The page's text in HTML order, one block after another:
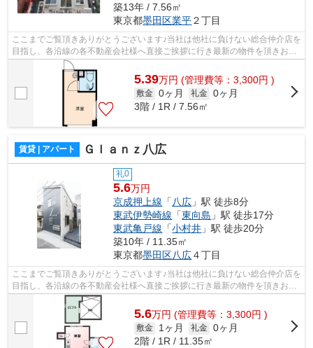
築13年 / 7.56㎡
東京都墨田区業平２丁目
ここまでご覧頂きありがとうございます♪当社は他社に負けない総合仲介店を
目指し、各沿線の各不動産会社様へ直接ご挨拶に行き最新の物件を頂きお客
様へ提供しております！最新の情報は...
5.39万円 (管理費等：3,300円 )
敷金 0ヶ月 礼金 0ヶ月
3階 / 1R / 7.56㎡
賃貸 | アパート Ｇｌａｎｚ八広
礼0
5.6万円
京成押上線 「八広 」駅 徒歩8分
東武伊勢崎線 「東向島 」駅 徒歩17分
東武亀戸線 「小村井 」駅 徒歩20分
築10年 / 11.35㎡
東京都墨田区八広４丁目
ここまでご覧頂きありがとうございます♪当社は他社に負けない総合仲介店を
目指し、各沿線の各不動産会社様へ直接ご挨拶に行き最新の物件を頂きお客
様へ提供しております！最新の情報は...
5.6万円 (管理費等：3,300円 )
敷金 1ヶ月 礼金 0ヶ月
2階 / 1R / 11.35㎡